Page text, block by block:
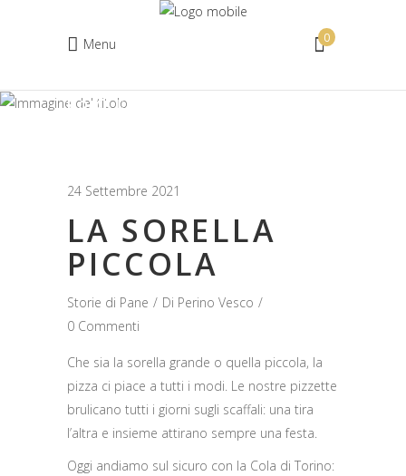
Menu 0
HOME
24 Settembre 2021
LA SORELLA
PICCOLA
Storie di Pane Di Perino Vesco
0 Commenti
Che sia la sorella grande o quella piccola, la
pizza ci piace a tutti i modi. Le nostre pizzette
brulicano tutti i giorni sugli scaffali: una tira
l’altra e insieme attirano sempre una festa.
Oggi andiamo sul sicuro con la Cola di Torino: